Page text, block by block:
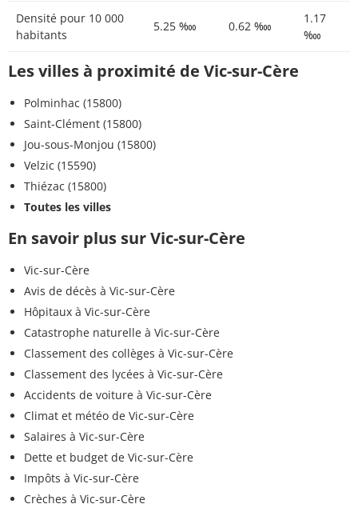
Densité pour 10 000
habitants
5.25 ‱ 0.62 ‱
1.17
‱
Les villes à proximité de Vic-sur-Cère
Polminhac (15800)
Saint-Clément (15800)
Jou-sous-Monjou (15800)
Velzic (15590)
Thiézac (15800)
Toutes les villes
En savoir plus sur Vic-sur-Cère
Vic-sur-Cère
Avis de décès à Vic-sur-Cère
Hôpitaux à Vic-sur-Cère
Catastrophe naturelle à Vic-sur-Cère
Classement des collèges à Vic-sur-Cère
Classement des lycées à Vic-sur-Cère
Accidents de voiture à Vic-sur-Cère
Climat et météo de Vic-sur-Cère
Salaires à Vic-sur-Cère
Dette et budget de Vic-sur-Cère
Impôts à Vic-sur-Cère
Crèches à Vic-sur-Cère